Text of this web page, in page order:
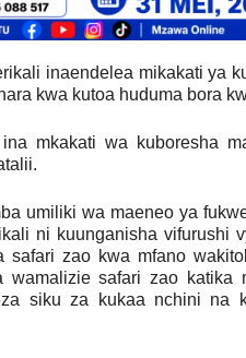
inaendelea mikakati ya
kwa kutoa huduma bora
mkakati wa kuboresha
umiliki wa maeneo ya
ni kuunganisha vifurushi
safari zao kwa mfano
wamalizie safari zao katika
siku za kukaa nchini na